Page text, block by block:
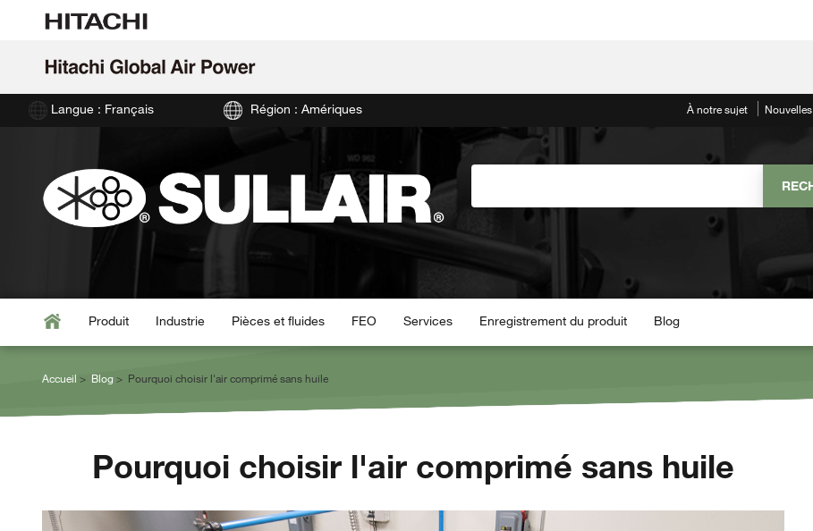
Langue : Français Région : Amériques À notre sujet Nouvelles
Produit Industrie Pièces et fluides FEO Services Enregistrement du produit Blog
Accueil Blog Pourquoi choisir l'air comprimé sans huile
Pourquoi choisir l'air comprimé sans huile